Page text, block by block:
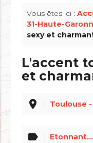
Vous êtes ici :
31-Haute-
sexy et
L'accent
et
place Toulouse
label